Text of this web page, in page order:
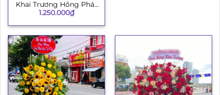
Khai Trương Hồng Phát
H008
1.250.000₫